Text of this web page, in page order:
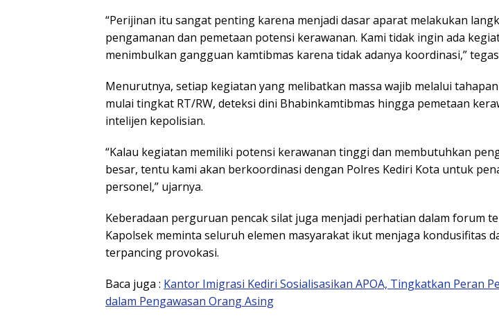
“Perijinan itu sangat penting karena menjadi dasar aparat melakukan
pengamanan dan pemetaan potensi kerawanan. Kami tidak ingin ada
menimbulkan gangguan kamtibmas karena tidak adanya koordinasi,”
Menurutnya, setiap kegiatan yang melibatkan massa wajib melalui
mulai tingkat RT/RW, deteksi dini Bhabinkamtibmas hingga pemetaan
intelijen kepolisian.
“Kalau kegiatan memiliki potensi kerawanan tinggi dan membutuhkan
besar, tentu kami akan berkoordinasi dengan Polres Kediri Kota untuk
personel,” ujarnya.
Keberadaan perguruan pencak silat juga menjadi perhatian dalam forum
Kapolsek meminta seluruh elemen masyarakat ikut menjaga kondusifitas
terpancing provokasi.
Baca juga : Kantor Imigrasi Kediri Sosialisasikan APOA, Tingkatkan Peran
dalam Pengawasan Orang Asing